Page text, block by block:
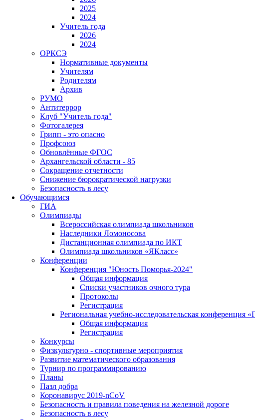
2025
2024
Учитель года
2026
2024
ОРКСЭ
Нормативные документы
Учителям
Родителям
Архив
РУМО
Антитеррор
Клуб "Учитель года"
Фотогалерея
Грипп - это опасно
Профсоюз
Обновлённые ФГОС
Архангельской области - 85
Сокращение отчетности
Снижение бюрократической нагрузки
Безопасность в лесу
Обучающимся
ГИА
Олимпиады
Всероссийская олимпиада школьников
Наследники Ломоносова
Дистанционная олимпиада по ИКТ
Олимпиада школьников «ЯКласс»
Конференции
Конференция "Юность Поморья-2024"
Общая информация
Списки участников очного тура
Протоколы
Регистрация
Региональная учебно-исследовательская конференция
Общая информация
Регистрация
Конкурсы
Физкультурно - спортивные мероприятия
Развитие математического образования
Турнир по программированию
Планы
Пазл добра
Коронавирус 2019-nCoV
Безопасность и правила поведения на железной дороге
Безопасность в лесу